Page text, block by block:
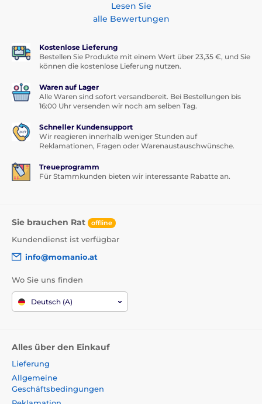
Lesen Sie
alle Bewertungen
Kostenlose Lieferung
Bestellen Sie Produkte mit einem Wert über 23,35 €, und Sie
können die kostenlose Lieferung nutzen.
Waren auf Lager
Alle Waren sind sofort versandbereit. Bei Bestellungen bis
16:00 Uhr versenden wir noch am selben Tag.
Schneller Kundensupport
Wir reagieren innerhalb weniger Stunden auf
Reklamationen, Fragen oder Warenaustauschwünsche.
Treueprogramm
Für Stammkunden bieten wir interessante Rabatte an.
Sie brauchen Rat offline
Kundendienst ist verfügbar
info@momanio.at
Wo Sie uns finden
Deutsch (A)
Alles über den Einkauf
Lieferung
Allgemeine
Geschäftsbedingungen